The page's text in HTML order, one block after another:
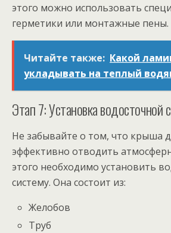
этого можно использовать
герметики или монтажные пены.
Читайте также: Какой
укладывать на теплый
Этап 7: Установка водосточной
Не забывайте о том, что крыша
эффективно отводить
этого необходимо установить
систему. Она состоит из:
Желобов
Труб